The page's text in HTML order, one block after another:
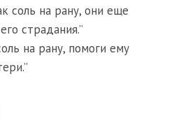
соль на рану, они еще
страдания.”
на рану, помоги ему